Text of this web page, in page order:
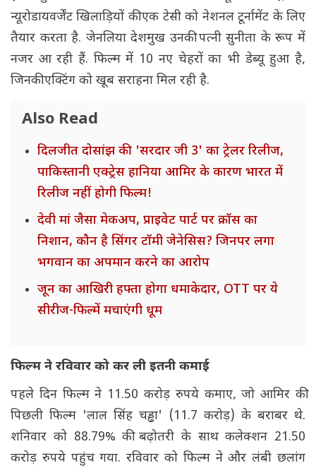
न्यूरोडायवर्जेंट खिलाड़ियों की एक टेसी को नेशनल टूर्नामेंट के लिए
तैयार करता है. जेनलिया देशमुख उनकी पत्नी सुनीता के रूप में
नजर आ रही हैं. फिल्म में 10 नए चेहरों का भी डेब्यू हुआ है,
जिनकी एक्टिंग को खूब सराहना मिल रही है.
Also Read
दिलजीत दोसांझ की 'सरदार जी 3' का ट्रेलर रिलीज,
पाकिस्तानी एक्ट्रेस हानिया आमिर के कारण भारत में
रिलीज नहीं होगी फिल्म!
देवी मां जैसा मेकअप, प्राइवेट पार्ट पर क्रॉस का
निशान, कौन है सिंगर टॉमी जेनेसिस? जिनपर लगा
भगवान का अपमान करने का आरोप
जून का आखिरी हफ्ता होगा धमाकेदार, OTT पर ये
सीरीज-फिल्में मचाएंगी धूम
फिल्म ने रविवार को कर ली इतनी कमाई
पहले दिन फिल्म ने 11.50 करोड़ रुपये कमाए, जो आमिर की
पिछली फिल्म 'लाल सिंह चड्ढा' (11.7 करोड़) के बराबर थे.
शनिवार को 88.79% की बढ़ोतरी के साथ कलेक्शन 21.50
करोड़ रुपये पहुंच गया. रविवार को फिल्म ने और लंबी छलांग